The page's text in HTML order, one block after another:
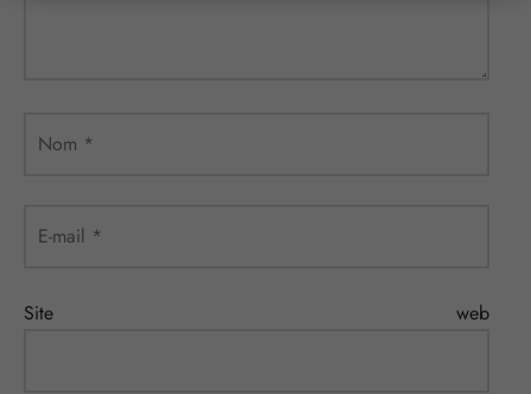
Nom *
E-mail *
Site web